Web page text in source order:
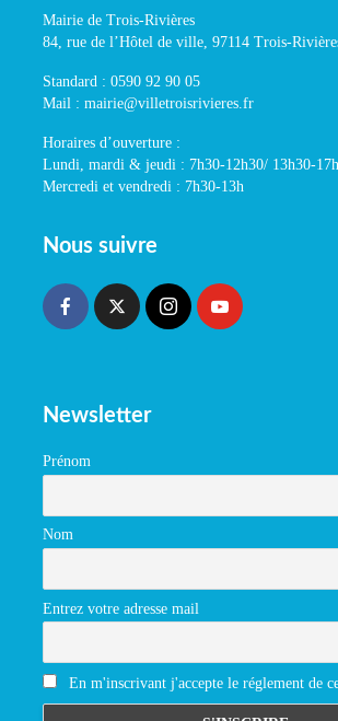
Mairie de Trois-Rivières
84, rue de l’Hôtel de ville, 97114 Trois-
Standard : 0590 92 90 05
Mail : mairie@villetroisrivieres.fr
Horaires d’ouverture :
Lundi, mardi & jeudi : 7h30-12h30/ 13h30-17h
Mercredi et vendredi : 7h30-13h
Nous suivre
Newsletter
Prénom
Nom
Entrez votre adresse mail
En m'inscrivant j'accepte le réglement de